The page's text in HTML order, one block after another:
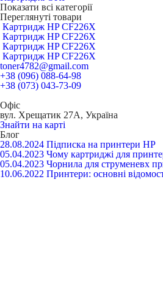
Показати всі категорії
Переглянуті товари
Картридж HP CF226X
Картридж HP CF226X
Картридж HP CF226X
Картридж HP CF226X
toner4782@gmail.com
+38 (096) 088-64-98
+38 (073) 043-73-09
Офіс
вул. Хрещатик 27А, Україна
Знайти на карті
Блог
28.08.2024 Підписка на принтери HP
05.04.2023 Чому картриджі для
05.04.2023 Чорнила для струменевх
10.06.2022 Принтери: основні